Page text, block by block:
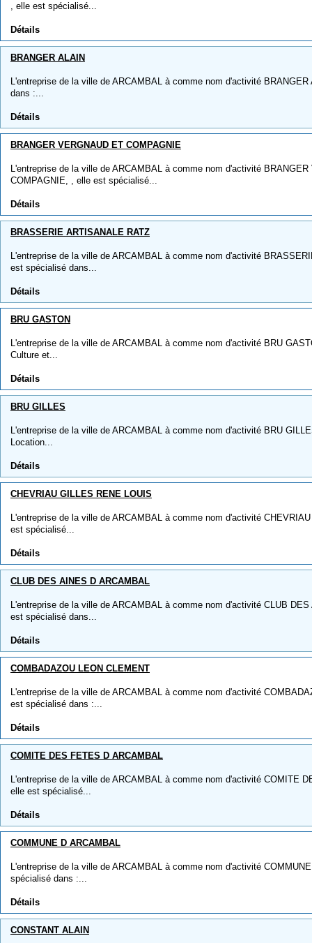
, elle est spécialisé...
Détails
BRANGER ALAIN
L'entreprise de la ville de ARCAMBAL à comme nom d'activité
dans :...
Détails
BRANGER VERGNAUD ET COMPAGNIE
L'entreprise de la ville de ARCAMBAL à comme nom d'activité BRANGER
COMPAGNIE, , elle est spécialisé...
Détails
BRASSERIE ARTISANALE RATZ
L'entreprise de la ville de ARCAMBAL à comme nom d'activité
est spécialisé dans...
Détails
BRU GASTON
L'entreprise de la ville de ARCAMBAL à comme nom d'activité BRU
Culture et...
Détails
BRU GILLES
L'entreprise de la ville de ARCAMBAL à comme nom d'activité BRU
Location...
Détails
CHEVRIAU GILLES RENE LOUIS
L'entreprise de la ville de ARCAMBAL à comme nom d'activité
est spécialisé...
Détails
CLUB DES AINES D ARCAMBAL
L'entreprise de la ville de ARCAMBAL à comme nom d'activité CLUB
est spécialisé dans...
Détails
COMBADAZOU LEON CLEMENT
L'entreprise de la ville de ARCAMBAL à comme nom d'activité
est spécialisé dans :...
Détails
COMITE DES FETES D ARCAMBAL
L'entreprise de la ville de ARCAMBAL à comme nom d'activité COMITE
elle est spécialisé...
Détails
COMMUNE D ARCAMBAL
L'entreprise de la ville de ARCAMBAL à comme nom d'activité
spécialisé dans :...
Détails
CONSTANT ALAIN